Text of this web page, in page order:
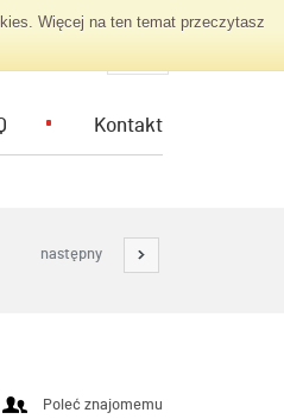
Więcej na ten temat przeczytasz
Kontakt
następny
Poleć znajomemu